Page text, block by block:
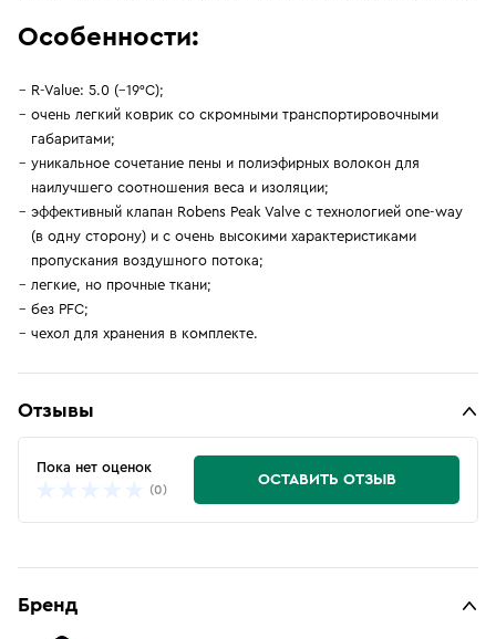
Особенности:
R-Value: 5.0 (–19°C);
очень легкий коврик со скромными транспортировочными
габаритами;
уникальное сочетание пены и полиэфирных волокон для
наилучшего соотношения веса и изоляции;
эффективный клапан Robens Peak Valve с технологией one-way
(в одну сторону) и с очень высокими характеристиками
пропускания воздушного потока;
легкие, но прочные ткани;
без PFC;
чехол для хранения в комплекте.
Отзывы
Пока нет оценок
(0)
ОСТАВИТЬ ОТЗЫВ
Бренд